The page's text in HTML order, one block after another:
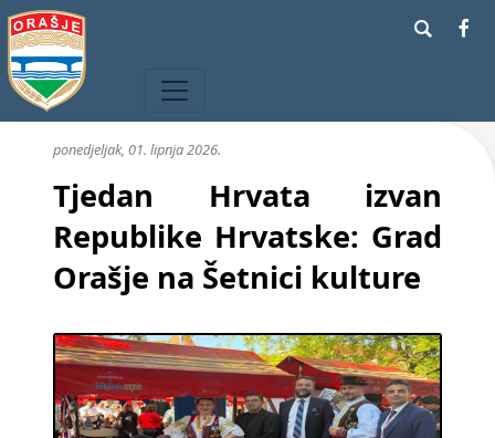
ponedjeljak, 01. lipnja 2026.
Tjedan Hrvata izvan
Republike Hrvatske: Grad
Orašje na Šetnici kulture